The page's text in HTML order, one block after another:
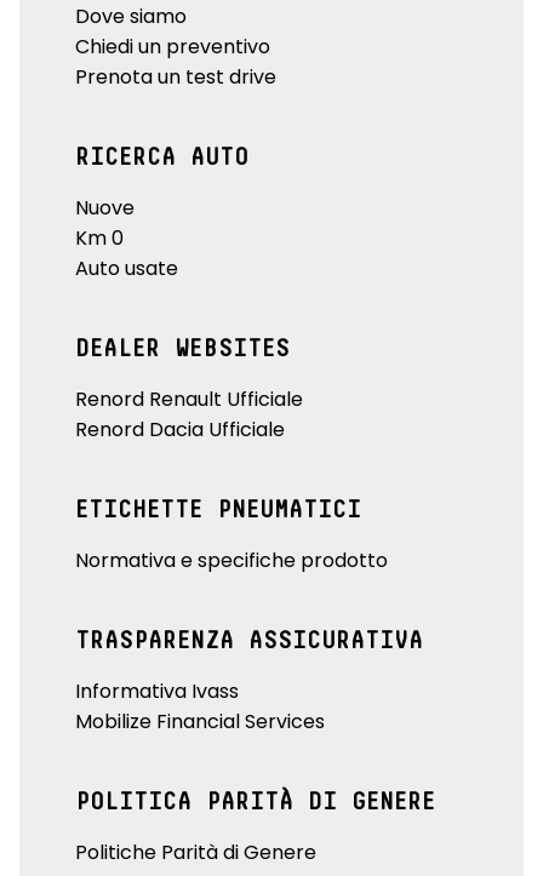
Dove siamo
Chiedi un preventivo
Prenota un test drive
RICERCA AUTO
Nuove
Km 0
Auto usate
DEALER WEBSITES
Renord Renault Ufficiale
Renord Dacia Ufficiale
ETICHETTE PNEUMATICI
Normativa e specifiche prodotto
TRASPARENZA ASSICURATIVA
Informativa Ivass
Mobilize Financial Services
POLITICA PARITÀ DI GENERE
Politiche Parità di Genere